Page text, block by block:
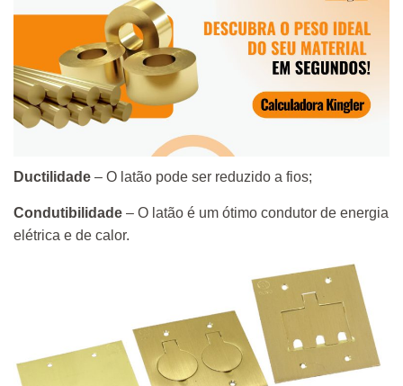
Ductilidade – O latão pode ser reduzido a fios;
Condutibilidade – O latão é um ótimo condutor de energia
elétrica e de calor.